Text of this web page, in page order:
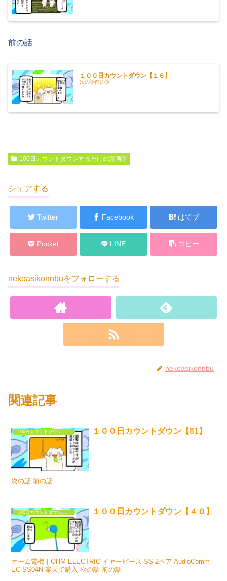
前の話
１００日カウントダウン【１６】
次の話前の話
100日カウントダウンするだけの漫画①
シェアする
Twitter Facebook はてブ
Pocket LINE コピー
nekoasikonnbuをフォローする
nekoasikonnbu
関連記事
１００日カウントダウン【81】
次の話 前の話
100日カウントダウンするだけの漫画① １００日カウントダウン【４０】
オーム電機｜OHM ELECTRIC イヤーピース SS 2ペア AudioComm
EC-SS04N 楽天で購入 次の話 前の話